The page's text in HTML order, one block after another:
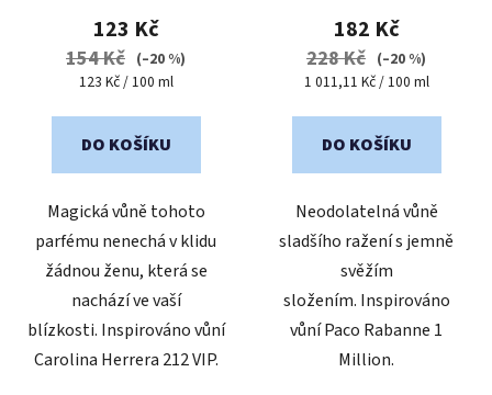
123 Kč
154 Kč (–20 %)
Měrná
123 Kč / 100 ml
DO KOŠÍKU
Magická vůně tohoto
parfému nenechá v klidu
žádnou ženu, která se
nachází ve vaší
blízkosti. Inspirováno vůní
Carolina Herrera 212 VIP.
182 Kč
228 Kč (–20 %)
Měrná
1 011,11 Kč / 100 ml
DO KOŠÍKU
Neodolatelná vůně
sladšího ražení s jemně
svěžím
složením. Inspirováno
vůní Paco Rabanne 1
Million.